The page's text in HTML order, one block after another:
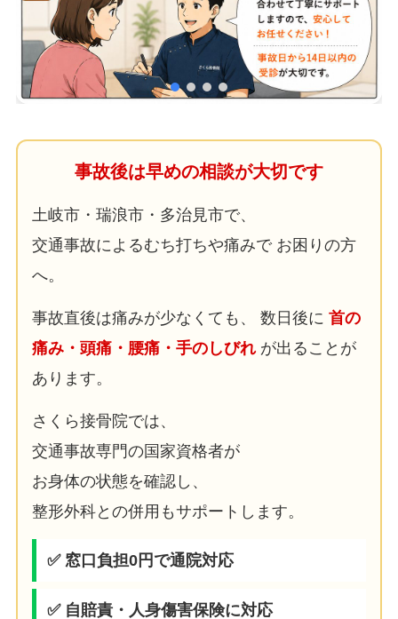
事故後は早めの相談が大切です
土岐市・瑞浪市・多治見市で、
交通事故によるむち打ちや痛みで お困りの方
へ。
事故直後は痛みが少なくても、 数日後に 首の
痛み・頭痛・腰痛・手のしびれが出ることが
あります。
さくら接骨院では、
交通事故専門の国家資格者が
お身体の状態を確認し、
整形外科との併用もサポートします。
✅ 窓口負担0円で通院対応
✅ 自賠責・人身傷害保険に対応